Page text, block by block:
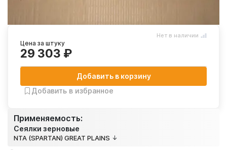
Применяемость:
Сеялки зерновые
NTA (SPARTAN) GREAT PLAINS
Нет в наличии
Цена за штуку
29 303 ₽
Добавить в корзину
Добавить в избранное